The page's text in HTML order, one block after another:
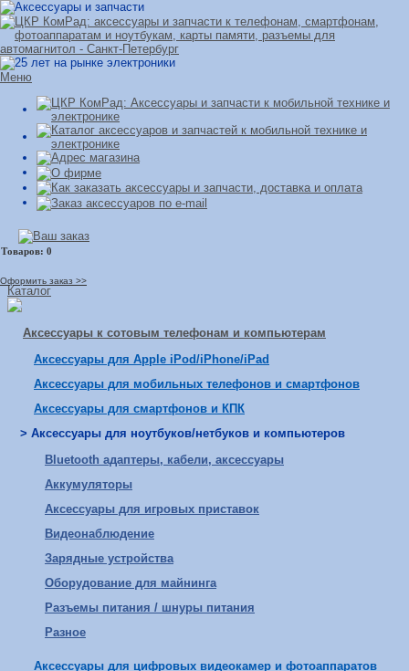
Меню
Оформить заказ >>
Каталог
Аксессуары к сотовым телефонам и компьютерам
Аксессуары для Apple iPod/iPhone/iPad
Аксессуары для мобильных телефонов и смартфонов
Аксессуары для смартфонов и КПК
> Аксессуары для ноутбуков/нетбуков и компьютеров
Bluetooth адаптеры, кабели, аксессуары
Аккумуляторы
Аксессуары для игровых приставок
Видеонаблюдение
Зарядные устройства
Оборудование для майнинга
Разъемы питания / шнуры питания
Разное
Аксессуары для цифровых видеокамер и фотоаппаратов